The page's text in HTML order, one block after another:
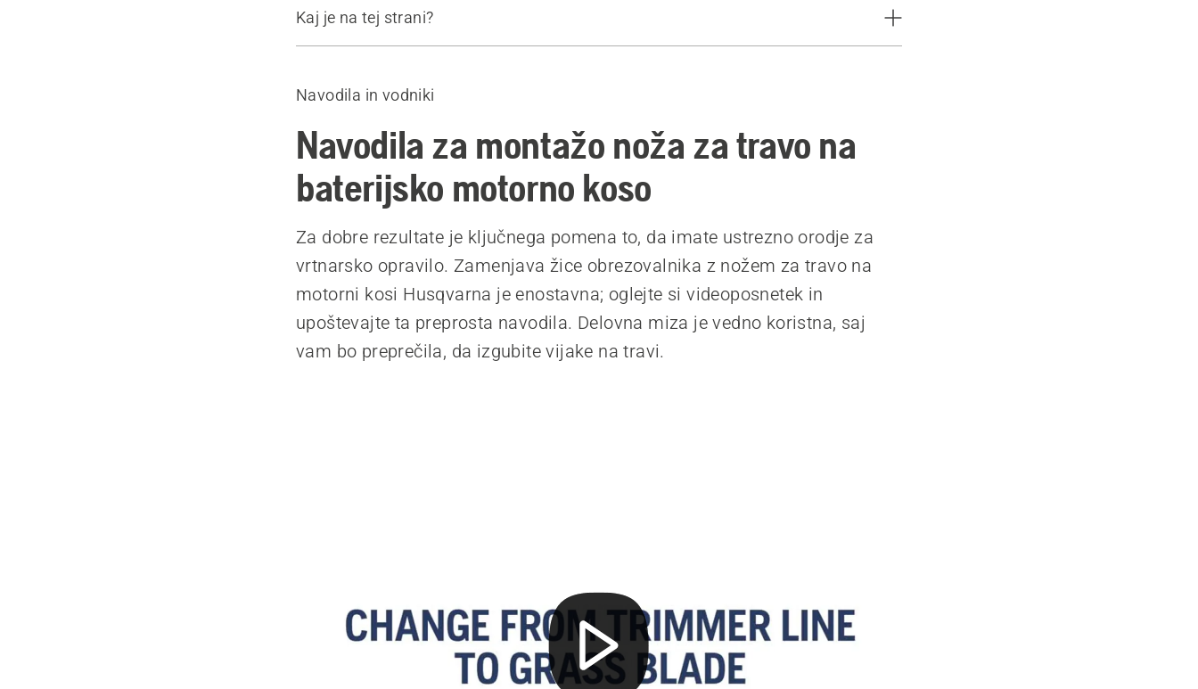
Kaj je na tej strani?
Zamenjava kosilne nitke z nožem za travo
Navodila in vodniki
Navodila za montažo noža za travo na
baterijsko motorno koso
Za dobre rezultate je ključnega pomena to, da imate ustrezno orodje za
vrtnarsko opravilo. Zamenjava žice obrezovalnika z nožem za travo na
motorni kosi Husqvarna je enostavna; oglejte si videoposnetek in
upoštevajte ta preprosta navodila. Delovna miza je vedno koristna, saj
vam bo preprečila, da izgubite vijake na travi.